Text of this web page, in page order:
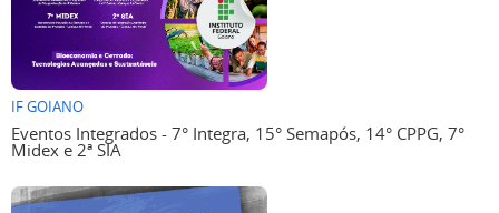
IF GOIANO
Eventos Integrados - 7° Integra, 15° Semapós, 14° CPPG, 7°
Midex e 2ª SIA